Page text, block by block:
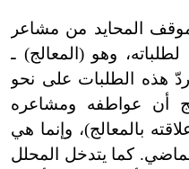
المحايد من مشاعر
وهو (المعالج) ـ
هذه الطلبات على نحو
أن عواطفه ومشاعره
بالمعالج)، وإنما هي
كما يتدخل المحلل